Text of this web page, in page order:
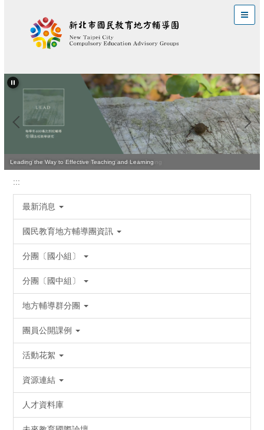
區
Quality Teaching Is Vital for Improving Student Learning
Leading the Way to Effective Teaching and Learning
:::
最新消息
國民教育地方輔導團資訊
分團〔國小組〕
分團〔國中組〕
地方輔導群分團
團員公開課例
活動花絮
資源連結
人才資料庫